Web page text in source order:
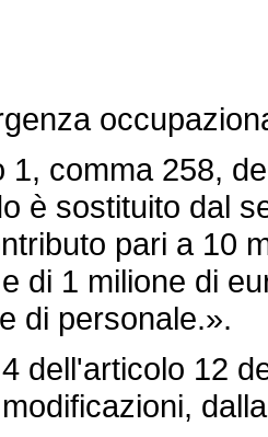
comma 258,
è sostituito dal
pari a 10
di 1 milione di
di personale.».
dell'articolo 12